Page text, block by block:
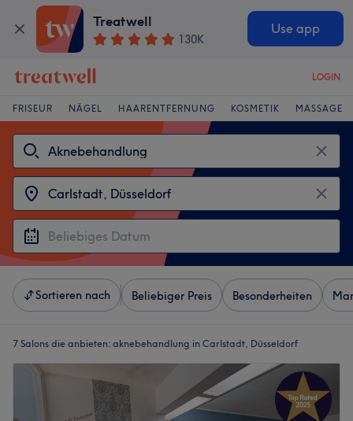
Treatwell
130K
Use app
LOGIN
FRISEUR NÄGEL HAARENTFERNUNG KOSMETIK MASSAGE
Sortieren nach Beliebiger Preis Besonderheiten
7 Salons die anbieten: aknebehandlung in Carlstadt, Düsseldorf